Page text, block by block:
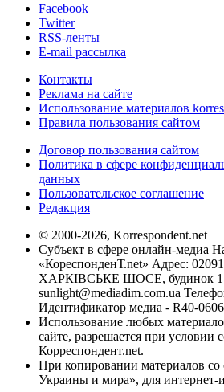
Facebook
Twitter
RSS-ленты
E-mail рассылка
Контакты
Реклама на сайте
Использование материалов
Правила пользования сайтом
Договор пользования сайтом
Политика в сфере
данных
Пользовательское соглашение
Редакция
© 2000-2026, Korrespondent.net
Субъект в сфере онлайн-медиа
«КореспонденТ.net» Адрес:
ХАРКІВСЬКЕ ШОСЕ, будинок
sunlight@mediadim.com.ua
Идентификатор медиа - R40-
Использование любых
сайте, разрешается при условии
Корреспондент.net.
При копировании материалов
Украины и мира», для интернет-